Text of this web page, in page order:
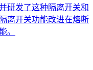
研发了这种隔离开关和
离开关功能改进在熔断
。